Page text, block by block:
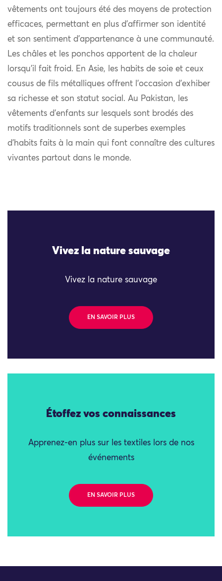
vêtements ont toujours été des moyens de protection
efficaces, permettant en plus d’affirmer son identité
et son sentiment d’appartenance à une communauté.
Les châles et les ponchos apportent de la chaleur
lorsqu’il fait froid. En Asie, les habits de soie et ceux
cousus de fils métalliques offrent l’occasion d’exhiber
sa richesse et son statut social. Au Pakistan, les
vêtements d’enfants sur lesquels sont brodés des
motifs traditionnels sont de superbes exemples
d’habits faits à la main qui font connaître des cultures
vivantes partout dans le monde.
Vivez la nature sauvage
Vivez la nature sauvage
EN SAVOIR PLUS
Étoffez vos connaissances
Apprenez-en plus sur les textiles lors de nos
événements
EN SAVOIR PLUS